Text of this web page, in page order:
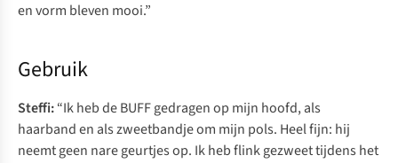
en vorm bleven mooi.”
Gebruik
Steffi:“Ik heb de BUFF gedragen op mijn hoofd, als
haarband en als zweetbandje om mijn pols. Heel fijn: hij
neemt geen nare geurtjes op. Ik heb flink gezweet tijdens het